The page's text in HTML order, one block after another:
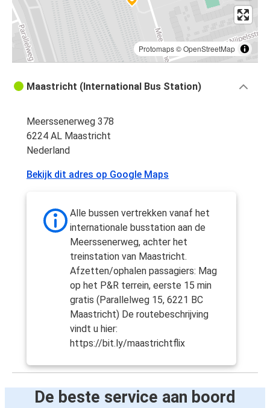
Protomaps©OpenStreetMap
Maastricht (International Bus Station)
Meerssenerweg 378
6224 AL Maastricht
Nederland
Bekijk dit adres op Google Maps
Alle bussen vertrekken vanaf het
internationale busstation aan de
Meerssenerweg, achter het
treinstation van Maastricht.
Afzetten/ophalen passagiers: Mag
op het P&R terrein, eerste 15 min
gratis (Parallelweg 15, 6221 BC
Maastricht) De routebeschrijving
vindt u hier:
https://bit.ly/maastrichtflix
De beste service aan boord